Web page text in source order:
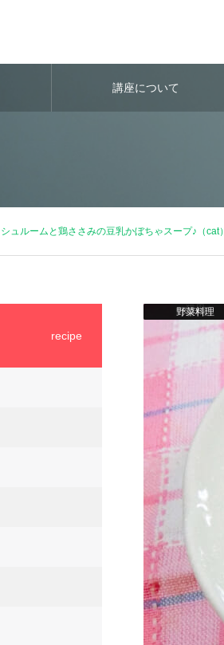
講座について
ュルームと鶏ささみの豆乳かぼちゃスープ♪（cat）
猫用
肉料理
野菜料理
recipe